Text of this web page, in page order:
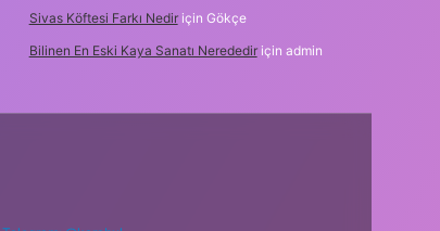
Sivas Köftesi Farkı Nediriçin Gökçe
Bilinen En Eski Kaya Sanatı Neredediriçin admin